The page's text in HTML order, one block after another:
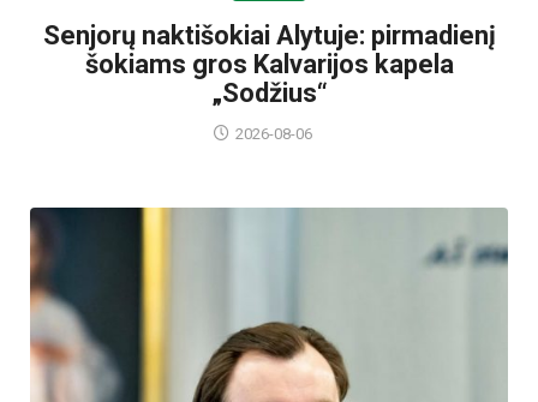
Senjorų naktišokiai Alytuje: pirmadienį
šokiams gros Kalvarijos kapela
„Sodžius“
2026-08-06